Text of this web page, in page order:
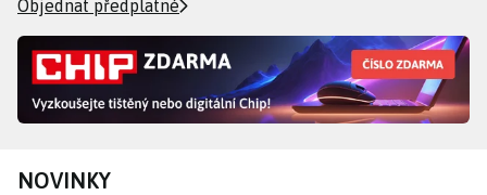
Objednat předplatné
NOVINKY